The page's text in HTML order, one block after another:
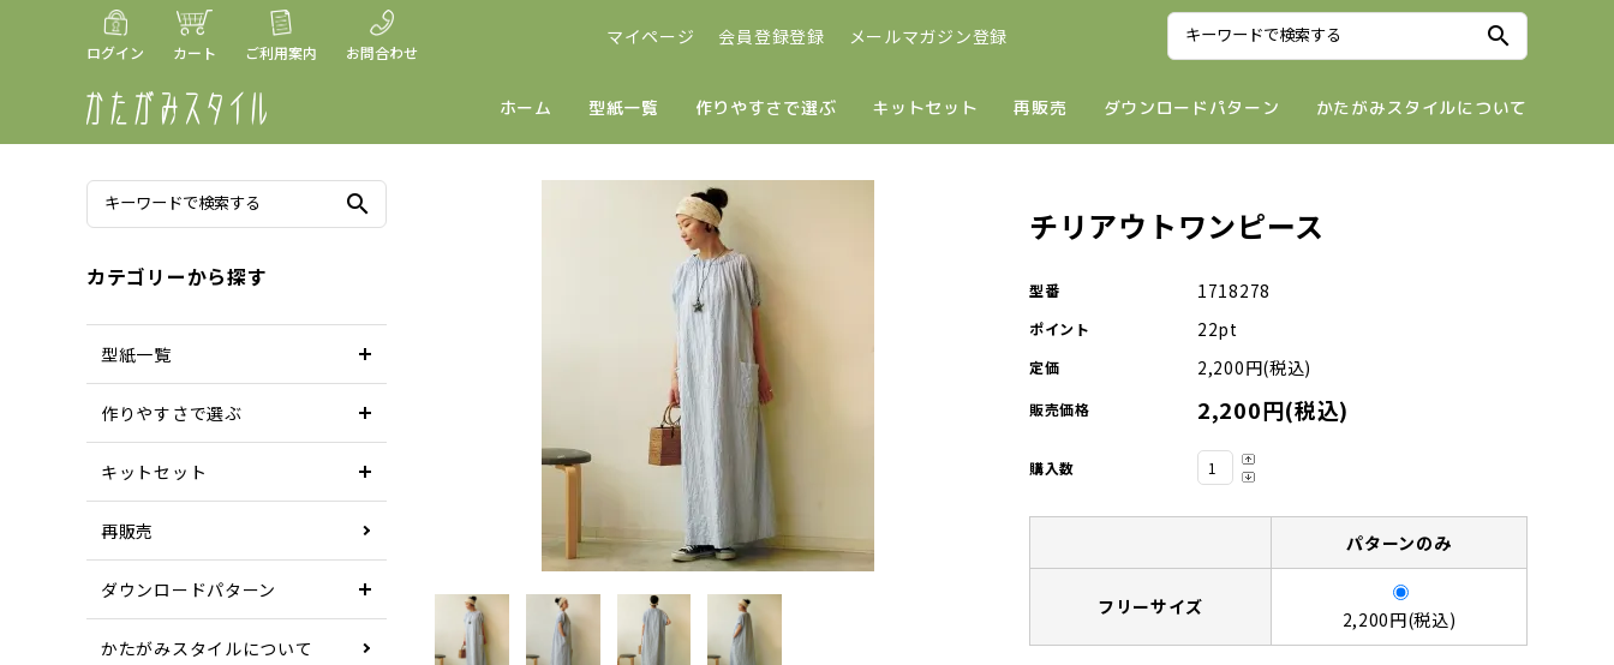
ログイン カート ご利用案内 お問合わせ
マイページ 会員登録登録 メールマガジン登録 search
ホーム 型紙一覧 作りやすさで選ぶ キットセット 再販売 ダウンロードパターン かたがみスタイルについて
チリアウトワンピース
型番 1718278
ポイント 22pt
定価 2,200円(税込)
販売価格 2,200円(税込)
購入数
パターンのみ
フリーサイズ
2,200円(税込)
search
カテゴリーから探す
型紙一覧
作りやすさで選ぶ
キットセット
再販売
ダウンロードパターン
かたがみスタイルについて